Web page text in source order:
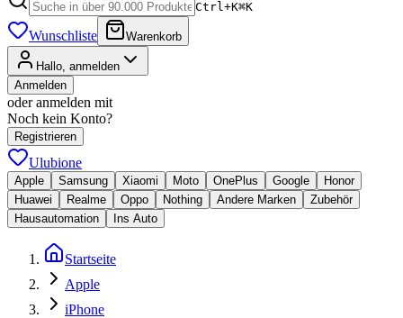
Ctrl+K⌘K
Wunschliste Warenkorb
Hallo, anmelden
Anmelden
oder anmelden mit
Noch kein Konto?
Registrieren
Ulubione
Apple Samsung Xiaomi Moto OnePlus Google
Honor
Huawei
Realme Oppo Nothing Andere Marken
Zubehör
Hausautomation
Ins Auto
Startseite
Apple
iPhone